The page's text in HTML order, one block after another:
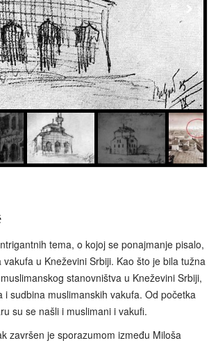
tema, o kojoj se ponajmanje pisalo,
u Kneževini Srbiji. Kao što je bila tužna
stanovništva u Kneževini Srbiji,
i sudbina muslimanskih vakufa. Od početka
su se našli i muslimani i vakufi.
završen je sporazumom između Miloša